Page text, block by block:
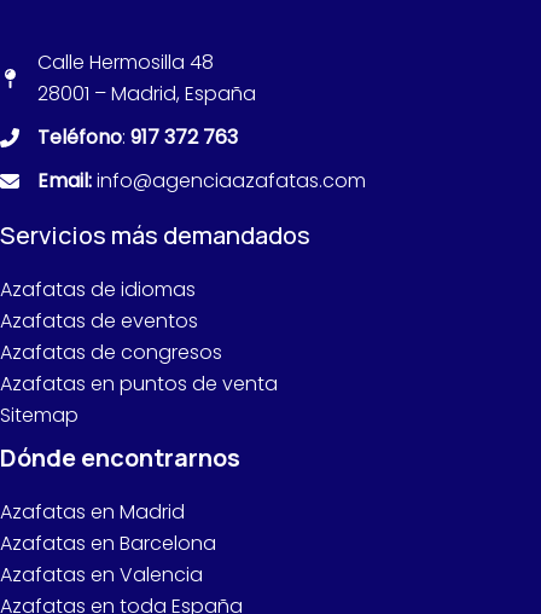
Calle Hermosilla 48
28001 – Madrid, España
Teléfono: 917 372 763
Email:info@agenciaazafatas.com
Servicios más demandados
Azafatas de idiomas
Azafatas de eventos
Azafatas de congresos
Azafatas en puntos de venta
Sitemap
Dónde encontrarnos
Azafatas en Madrid
Azafatas en Barcelona
Azafatas en Valencia
Azafatas en toda España